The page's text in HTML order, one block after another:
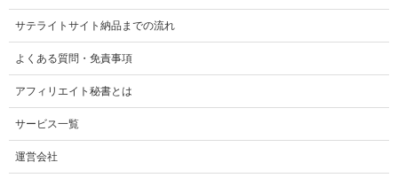
サテライトサイト納品までの流れ
よくある質問・免責事項
アフィリエイト秘書とは
サービス一覧
運営会社